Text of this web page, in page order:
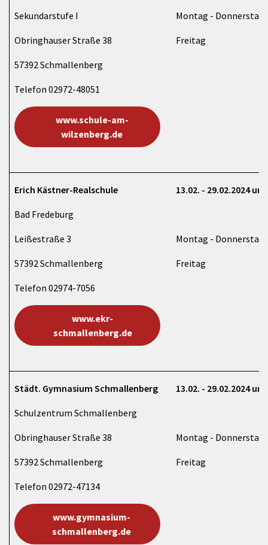
Sekundarstufe I
Obringhauser Straße 38
57392 Schmallenberg
Telefon 02972-48051
www.schule-am-
wilzenberg.de
Montag -
Freitag 8:00
Erich Kästner-Realschule
Bad Fredeburg
Leißestraße 3
57392 Schmallenberg
Telefon 02974-7056
www.ekr-
schmallenberg.de
13.02. - 29.02.2024
Montag -
Freitag 8:00
Städt. Gymnasium Schmallenberg
Schulzentrum Schmallenberg
Obringhauser Straße 38
57392 Schmallenberg
Telefon 02972-47134
www.gymnasium-
schmallenberg.de
13.02. - 29.02.2024
Montag -
Freitag 8:00